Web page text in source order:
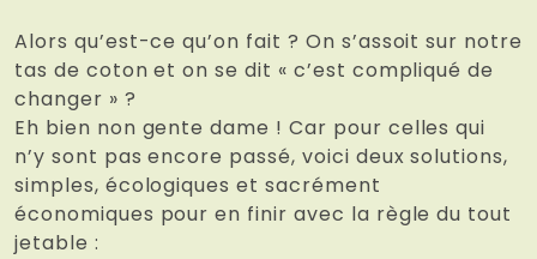
Alors qu’est-ce qu’on fait ? On s’assoit sur notre
tas de coton et on se dit « c’est compliqué de
changer » ?
Eh bien non gente dame ! Car pour celles qui
n’y sont pas encore passé, voici deux solutions,
simples, écologiques et sacrément
économiques pour en finir avec la règle du tout
jetable :